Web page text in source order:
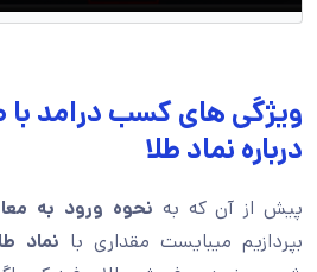
ویژگی های کسب درامد با
درباره نماد طلا
پیش از آن که به نحوه ورود به
بپردازیم میبایست مقداری با نماد